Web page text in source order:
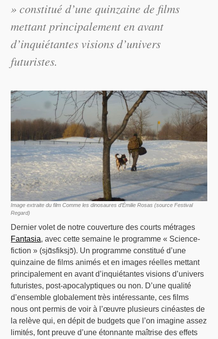
» constitué d’une quinzaine de films
mettant principalement en avant
d’inquiétantes visions d’univers
futuristes.
Image extraite du film Comme les dinosaures d’Émilie Rosas (source Festival
Regard)
Dernier volet de notre couverture des courts métrages
Fantasia, avec cette semaine le programme « Science-
fiction » (sjɑ̃sfiksjɔ̃). Un programme constitué d’une
quinzaine de films animés et en images réelles mettant
principalement en avant d’inquiétantes visions d’univers
futuristes, post-apocalyptiques ou non. D’une qualité
d’ensemble globalement très intéressante, ces films
nous ont permis de voir à l’œuvre plusieurs cinéastes de
la relève qui, en dépit de budgets que l’on imagine assez
limités, font preuve d’une étonnante maîtrise des effets